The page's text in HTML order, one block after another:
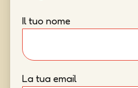
Il tuo nome
La tua email